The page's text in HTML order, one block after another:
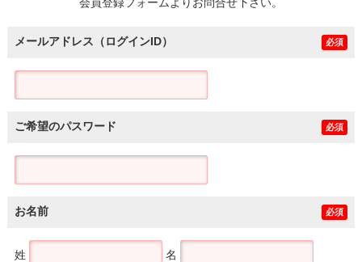
メールアドレス（ログインID） 必須
ご希望のパスワード 必須
お名前 必須
姓 名